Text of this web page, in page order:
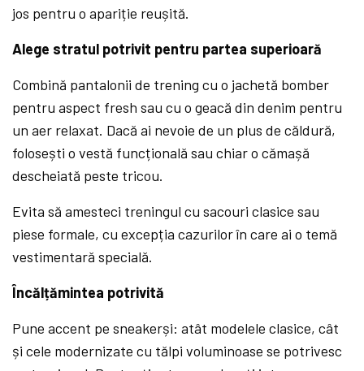
jos pentru o apariție reușită.
Alege stratul potrivit pentru partea superioară
Combină pantalonii de trening cu o jachetă bomber
pentru aspect fresh sau cu o geacă din denim pentru
un aer relaxat. Dacă ai nevoie de un plus de căldură,
folosești o vestă funcțională sau chiar o cămașă
descheiată peste tricou.
Evita să amesteci treningul cu sacouri clasice sau
piese formale, cu excepția cazurilor în care ai o temă
vestimentară specială.
Încălțămintea potrivită
Pune accent pe sneakerși: atât modelele clasice, cât
și cele modernizate cu tălpi voluminoase se potrivesc